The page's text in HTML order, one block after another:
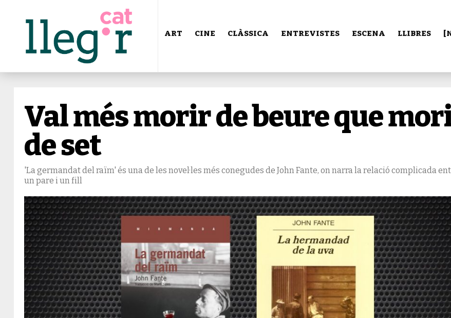
ART CINE CLÀSSICA ENTREVISTES ESCENA LLIBRES
Val més morir de beure que
de set
'La germandat del raïm' és una de les novel·les més conegudes de John Fante, on narra la relació complicada
un pare i un fill